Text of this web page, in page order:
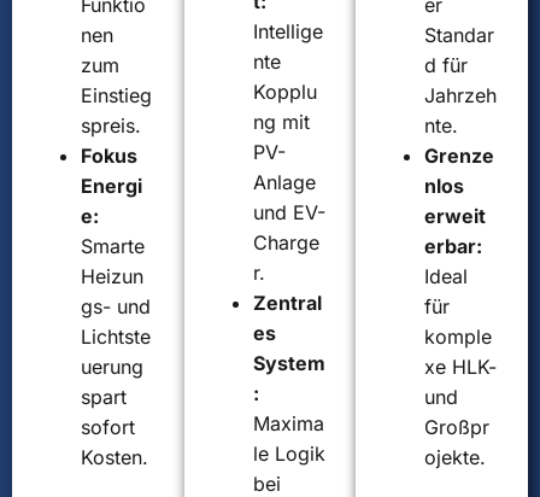
nen
zum
Einstieg
spreis.
Fokus
Energi
e:
Smarte
Heizun
gs- und
Lichtste
uerung
spart
sofort
Kosten.
Intellige
nte
Kopplu
ng mit
PV-
Anlage
und EV-
Charge
r.
Zentral
es
System
:
Maxima
le Logik
bei
Standar
d für
Jahrzeh
nte.
Grenze
nlos
erweit
erbar:
Ideal
für
komple
xe HLK-
und
Großpr
ojekte.